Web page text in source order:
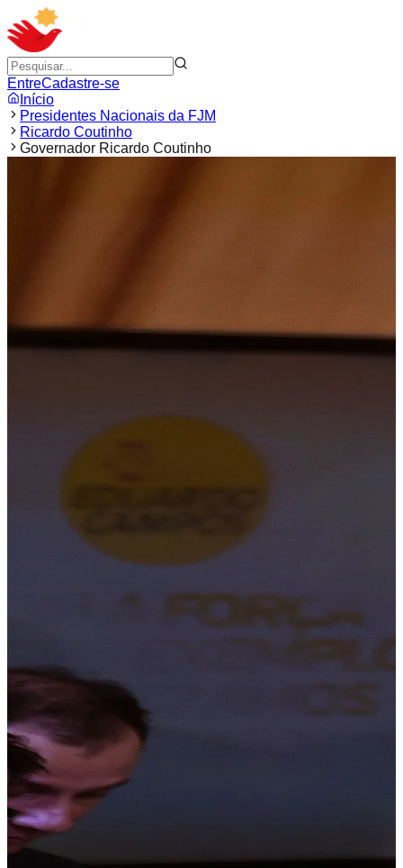
EntreCadastre-se
Início
Presidentes Nacionais da FJM
Ricardo Coutinho
Governador Ricardo Coutinho